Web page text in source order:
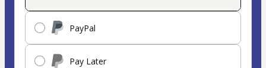
PayPal
Pay Later